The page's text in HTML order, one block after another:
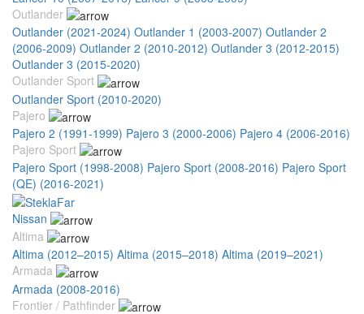
Outlander
Outlander (2021-2024) Outlander 1 (2003-2007) Outlander 2
(2006-2009) Outlander 2 (2010-2012) Outlander 3 (2012-2015)
Outlander 3 (2015-2020)
Outlander Sport
Outlander Sport (2010-2020)
Pajero
Pajero 2 (1991-1999) Pajero 3 (2000-2006) Pajero 4 (2006-2016)
Pajero Sport
Pajero Sport (1998-2008) Pajero Sport (2008-2016) Pajero Sport
(QE) (2016-2021)
Nissan
Altima
Altima (2012–2015) Altima (2015–2018) Altima (2019–2021)
Armada
Armada (2008-2016)
Frontier / Pathfinder